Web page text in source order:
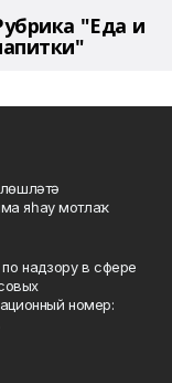
"Еда и
яһау мотлаҡ.
надзору в сфере
номер: